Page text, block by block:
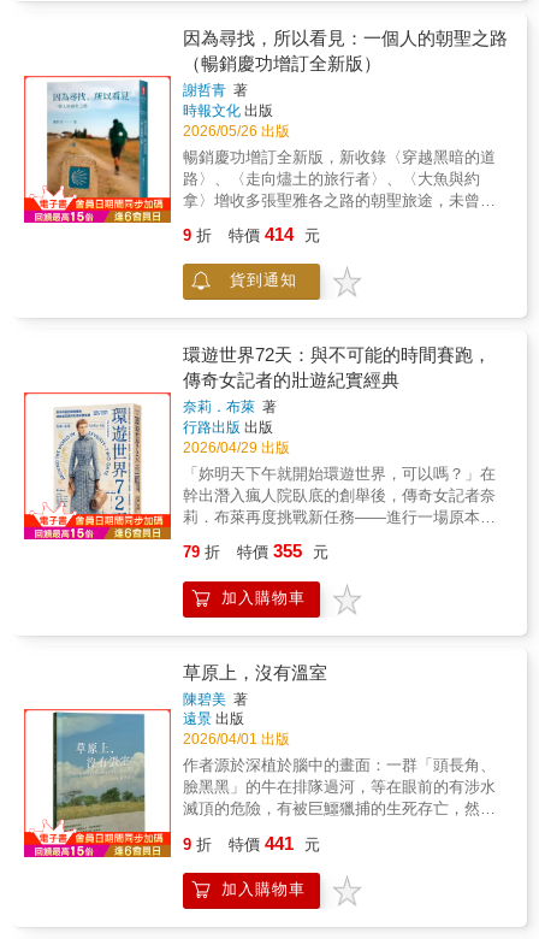
上 重新找回遺忘的自己 《因為尋找，所以看
見：一個人的朝聖之路》是謝哲青首度踏上千
年朝聖古道「聖雅各之路」，向未知探尋，所
帶出的一部靈魂放遊書寫。與過往不同，哲青
這次的文集，除了傳遞他所擅長的人文、歷史
與藝術，在這趟古道之旅，也獲得更開闊的人
生省思：探索真實、回顧過去、尋求方向，在
孤獨中重拾遺忘的自己，前往生命的繁星之
地，並且寫下沿途的體悟和感動，是出書以來
最坦誠感人的一部療癒之作。 【哲青的人生省
間」。 在這裡，我重新思索「時間」。 是時
間，成就了大教堂的瑰麗，那時間能成就個人
的宏偉嗎？ 重新感受生命、感受時間，我們也
瘡痍的過往中，我們找尋理得心安的吉光片
羽。 透過不斷的自我對話，面對身而為人必須
面對的磨難與告別， 這才是自我修補，自我療
癒的開始。 ‧找回自己 那個對世界與生命充滿
憧憬、好奇與熱愛的人，究竟去哪了？ 我好
久，?有見到「他」了。 我想念「自己」。 ‧學
習獨處 正因為如此，在旅途中等待我的，總是
驚喜、驚奇與驚嚇。 在近乎我行我素的飄浪
是，學會與孤獨自處。 ‧修補內心 我試著鬆開
化的自己； 當我修補裝備上的裂縫， 其實也在
修補我內心那些久經歲月而風化破損的缺口。 ‧
愛情悔恨 愛讓人勇敢，卻也讓人偏執、瘋狂。
所有的一往情深，最後，也風乾成欲語還休的
心照不宣。 人生如此，愛情也是如此， 站在祭
壇前，我懺悔辜負過的深情， 回憶那些輕忽大
意的曾經。 ‧當下與永恆 終有一日，我們的生
命都將面臨結束。 永恆，或許只是引頸仰望的
遙遠， 我們所擁有的，只有現在，只有今天而
已。 ‧沉默與靜默 沉默，是心領神會的靈犀，
也是我所能想像得到，最純粹的自由 。 沉默是
心照不宣的領會， 靜默卻可以引導我們走向更
深的生命體會。
因為尋找，所以看見：一個人的朝聖之路
（暢銷慶功增訂全新版）
謝哲青 著
時報文化 出版
2026/05/26 出版
暢銷慶功增訂全新版，新收錄〈穿越黑暗的道
路〉、〈走向燼土的旅行者〉、〈大魚與約
拿〉增收多張聖雅各之路的朝聖旅途，未曾曝
榮耀的金磚紅毯。它是宇宙派來的溫柔大魚。
它張開嘴吞下我們，不會殺死我們，在牠溫
柔、黑暗且充滿的胃袋裡，我們被磨食、消
有時候，離開，就是唯一的理由。我聽見，遠
方的風聲，呼喚著。我看見，久違的自己，在
路上等我。────謝哲青《因為尋找，所以看
見：一個人的朝聖之路》是謝哲青首度踏上千
年朝聖古道「聖雅各之路」，向未知探尋，所
帶出的一部靈魂放遊書寫。與過往不同，哲青
這次的文集，除了傳遞他所擅長的人文、歷史
與藝術，在這趟古道之旅，也獲得更開闊的人
生省思：探索真實、回顧過去、尋求方向，在
孤獨中重拾遺忘的自己，前往生命的繁星之
最坦誠感人的一部療癒之作。【哲青的人生省
思】‧感受時間成就一切的功德，正是「時
間」。在這裡，我重新思索「時間」。是時
的宏偉嗎？重新感受生命、感受時間，我們也
找到新的方式來回應生活。‧療癒之道在滿目瘡
痍的過往中，我們找尋理得心安的吉光片羽。
透過不斷的自我對話，面對身而為人必須面對
的磨難與告別，這才是自我修補，自我療癒的
開始。‧找回自己那個對世界與生命充滿憧憬、
好奇與熱愛的人，究竟去哪了？我好久，?有見
為如此，在旅途中等待我的，總是驚喜、驚奇
與驚嚇。在近乎我行我素的飄浪中，我學會入
境隨俗，隨緣自足，更重要的是，學會與孤獨
自處。‧修補內心我試著鬆開糾結的背包綁?，這
9 折 特價 414 元
貨到通知
環遊世界72天：與不可能的時間賽跑，
傳奇女記者的壯遊紀實經典
奈莉．布萊 著
行路出版 出版
2026/04/29 出版
「妳明天下午就開始環遊世界，可以嗎？」在
幹出潛入瘋人院臥底的創舉後，傳奇女記者奈
莉．布萊再度挑戰新任務——進行一場原本只
熟、對女性充滿限制的19世紀，這趟旅程不僅
得要與時間賽跑，還是新聞史上的創新實驗，
更是一次女性對時代規範的正面挑戰。◆乏味
不取悅著人心中最細膩感官的日本……繼馬可
波羅東方遊歷、大航海時代之後，一場發生在
19世紀末，最瘋狂、最精彩的傳奇旅程。和一
場虛構的旅程賽跑《環遊世界72天》是美國記
者奈莉．布萊於1890年出版的遊記，記錄了她
在1889年從紐約出發，用72天完成環繞地球的
真實旅程。這趟冒險的靈感來自儒勒．凡爾納
的小說《環遊世界80天》，布萊原本目標是挑
戰書裡的虛構旅程，在75天內完成環遊世界，
創下世界紀錄，更是讓她受到國人熱烈歡迎。
最難得的是，當時的布萊只有二十五歲，僅帶
一只小手提箱和一套衣服，便倉促踏上了這段
79 折 特價 355 元
加入購物車
草原上，沒有溫室
陳碧美 著
遠景 出版
2026/04/01 出版
作者源於深植於腦中的畫面：一群「頭長角、
臉黑黑」的牛在排隊過河，等在眼前的有涉水
滅頂的危險，有被巨鱷獵捕的生死存亡，然而
來仍韻律地繼續進行生命的循環；草原的呼
喚，讓作者暗下發願，總有一天要親眼見證角
馬大遷徙。 從坦桑尼亞（Tanzania）進入
9 折 特價 441 元
加入購物車